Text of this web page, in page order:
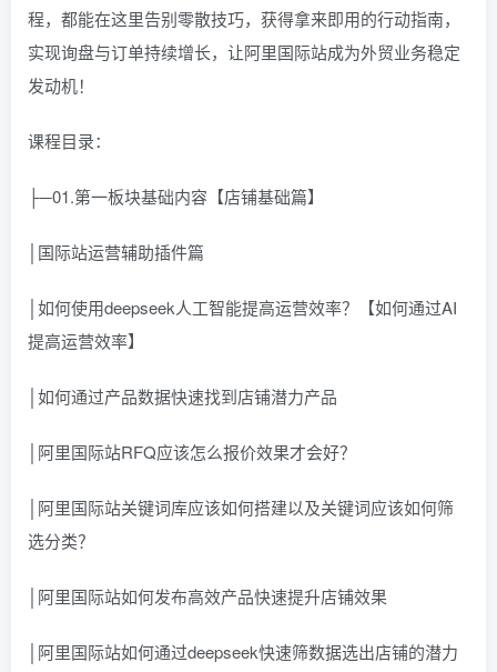
程，都能在这里告别零散技巧，获得拿来即用的行动指南，
实现询盘与订单持续增长，让阿里国际站成为外贸业务稳定
发动机！
课程目录：
├─01.第一板块基础内容【店铺基础篇】
│国际站运营辅助插件篇
│如何使用deepseek人工智能提高运营效率？【如何通过AI
提高运营效率】
│如何通过产品数据快速找到店铺潜力产品
│阿里国际站RFQ应该怎么报价效果才会好？
│阿里国际站关键词库应该如何搭建以及关键词应该如何筛
选分类？
│阿里国际站如何发布高效产品快速提升店铺效果
│阿里国际站如何通过deepseek快速筛数据选出店铺的潜力